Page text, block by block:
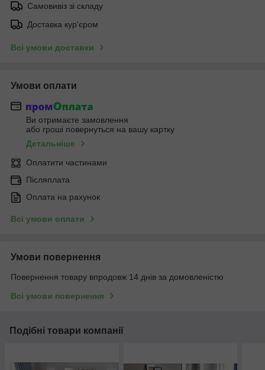
Самовивіз зі складу
Доставка кур'єром
Всі умови доставки
Умови оплати
Ви отримаєте замовлення
або гроші повернуться на вашу картку
Детальніше
Оплатити частинами
Післяплата
Оплата на рахунок
Всі умови оплати
Умови повернення
Повернення товару впродовж 14 днів за домовленістю
Всі умови повернення
Подібні товари компанії